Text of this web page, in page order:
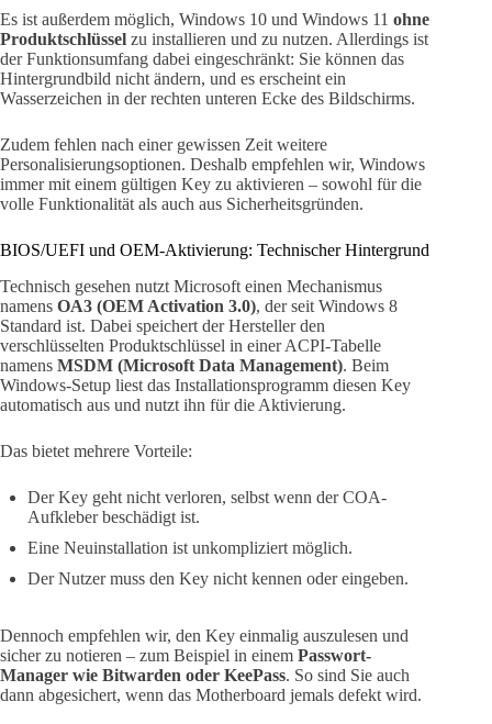
Es ist außerdem möglich, Windows 10 und Windows 11 ohne
Produktschlüssel zu installieren und zu nutzen. Allerdings ist
der Funktionsumfang dabei eingeschränkt: Sie können das
Hintergrundbild nicht ändern, und es erscheint ein
Wasserzeichen in der rechten unteren Ecke des Bildschirms.
Zudem fehlen nach einer gewissen Zeit weitere
Personalisierungsoptionen. Deshalb empfehlen wir, Windows
immer mit einem gültigen Key zu aktivieren – sowohl für die
volle Funktionalität als auch aus Sicherheitsgründen.
BIOS/UEFI und OEM-Aktivierung: Technischer Hintergrund
Technisch gesehen nutzt Microsoft einen Mechanismus
namens OA3 (OEM Activation 3.0), der seit Windows 8
Standard ist. Dabei speichert der Hersteller den
verschlüsselten Produktschlüssel in einer ACPI-Tabelle
namens MSDM (Microsoft Data Management). Beim
Windows-Setup liest das Installationsprogramm diesen Key
automatisch aus und nutzt ihn für die Aktivierung.
Das bietet mehrere Vorteile:
Der Key geht nicht verloren, selbst wenn der COA-
Aufkleber beschädigt ist.
Eine Neuinstallation ist unkompliziert möglich.
Der Nutzer muss den Key nicht kennen oder eingeben.
Dennoch empfehlen wir, den Key einmalig auszulesen und
sicher zu notieren – zum Beispiel in einem Passwort-
Manager wie Bitwarden oder KeePass. So sind Sie auch
dann abgesichert, wenn das Motherboard jemals defekt wird.